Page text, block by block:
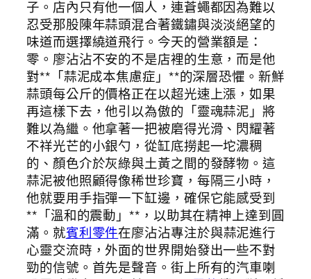
子。店內只有他一個人，連蒼蠅都因為難以
忍受那股陳年蒜頭混合著鐵鏽與淡淡絕望的
味道而選擇繞道飛行。今天的營業額是：
零。廖沾沾不安的不是店裡的生意，而是他
對**「蒜泥成本焦慮症」**的深層恐懼。新鮮
蒜頭每公斤的價格正在以超光速上漲，如果
再這樣下去，他引以為傲的「靈魂蒜泥」將
難以為繼。他拿著一把被磨得光滑、閃耀著
不祥光芒的小銀勺，從缸底撈起一坨濃稠
的、顏色介於灰綠與土黃之間的發酵物。這
蒜泥被他照顧得像稀世珍寶，每隔三小時，
他就要用手指彈一下缸邊，確保它能感受到
**「溫和的震動」**，以助其在精神上達到圓
滿。就賓利零件在廖沾沾專注於與蒜泥進行
心靈交流時，外面的世界開始發出一些不對
勁的信號。首先是聲音。街上所有的汽車喇